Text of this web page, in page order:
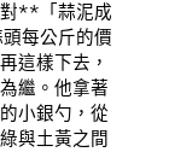
**「蒜泥成
每公斤的價
這樣下去，
繼。他拿著
小銀勺，從
與土黃之間